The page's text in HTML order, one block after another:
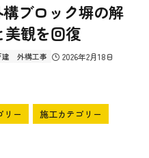
ブロック塀の解
観を回復
建 外構工事 2026年2月18日
リー
施工カテゴリー